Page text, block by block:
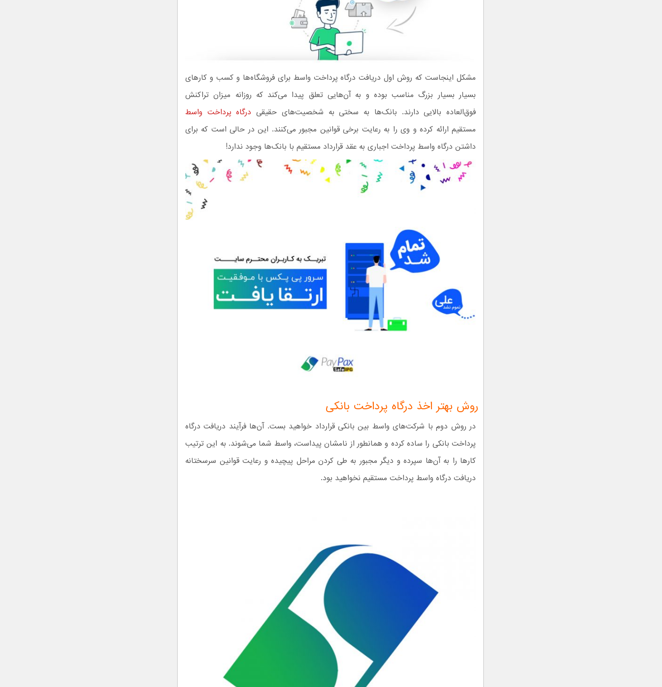
مشکل اینجاست که روش اول دریافت درگاه پرداخت واسط برای فروشگاه‌ها و کسب و کارهای
بسیار بسیار بزرگ مناسب بوده و به آن‌هایی تعلق پیدا می‌کند که روزانه میزان تراکنش
فوق‌العاده بالایی دارند. بانک‌ها به سختی به شخصیت‌های حقیقی درگاه پرداخت واسط
مستقیم ارائه کرده و وی را به رعایت برخی قوانین مجبور می‌کنند. این در حالی است که برای
داشتن درگاه واسط پرداخت اجباری به عقد قرارداد مستقیم با بانک‌ها وجود ندارد!
روش بهتر اخذ درگاه پرداخت بانکی
در روش دوم با شرکت‌های واسط بین‌ بانکی قرارداد خواهید بست. آن‌ها فرآیند دریافت درگاه
پرداخت بانکی را ساده کرده و همانطور از نامشان پیداست، واسط شما می‌شوند. به این ترتیب
کارها را به آن‌ها سپرده و دیگر مجبور به طی کردن مراحل پیچیده و رعایت قوانین سرسختانه
دریافت درگاه واسط پرداخت مستقیم نخواهید بود.